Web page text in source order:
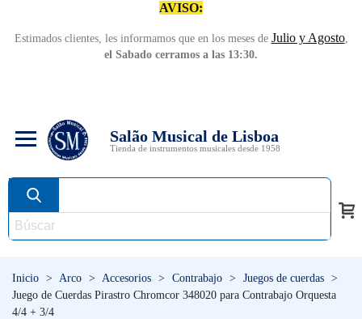
AVISO:
Estimados clientes, les informamos que en los meses de Julio y Agosto,
el Sabado cerramos a las 13:30.
Salão Musical de Lisboa
Tienda de instrumentos musicales desde 1958
Inicio > Arco > Accesorios > Contrabajo > Juegos de cuerdas >
Juego de Cuerdas Pirastro Chromcor 348020 para Contrabajo Orquesta
4/4 + 3/4